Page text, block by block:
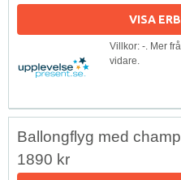
VISA
Villkor: -. Mer
vidare.
Ballongflyg med
1890 kr